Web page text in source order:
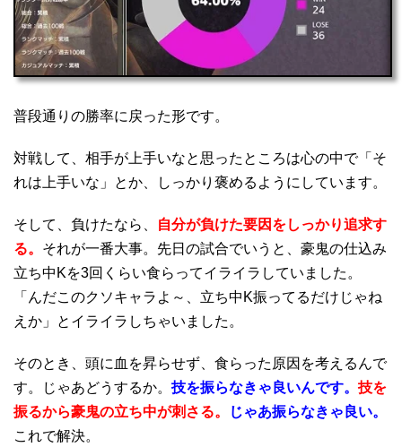
普段通りの勝率に戻った形です。
対戦して、相手が上手いなと思ったところは心の中で「そ
れは上手いな」とか、しっかり褒めるようにしています。
そして、負けたなら、
自分が負けた要因をしっかり追求す
る。 それが一番大事。先日の試合でいうと、豪鬼の仕込み
立ち中Kを3回くらい食らってイライラしていました。
「んだこのクソキャラよ～、立ち中K振ってるだけじゃね
えか」とイライラしちゃいました。
そのとき、頭に血を昇らせず、食らった原因を考えるんで
す。じゃあどうするか。 技を振らなきゃ良いんです。 技を
振るから豪鬼の立ち中が刺さる。
じゃあ振らなきゃ良い。
これで解決。